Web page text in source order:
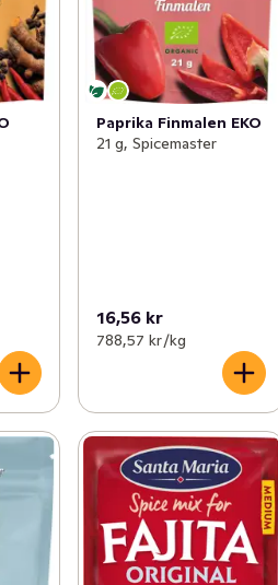
Paprika Finmalen EKO
21 g, Spicemaster
16,56 kr
788,57 kr /kg